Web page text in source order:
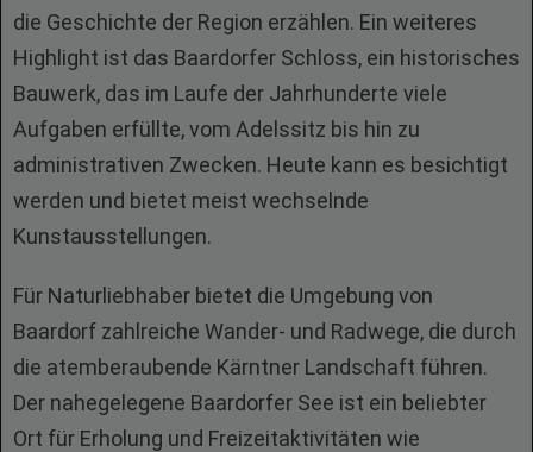
die Geschichte der Region erzählen. Ein weiteres
Highlight ist das Baardorfer Schloss, ein historisches
Bauwerk, das im Laufe der Jahrhunderte viele
Aufgaben erfüllte, vom Adelssitz bis hin zu
administrativen Zwecken. Heute kann es besichtigt
werden und bietet meist wechselnde
Kunstausstellungen.
Für Naturliebhaber bietet die Umgebung von
Baardorf zahlreiche Wander- und Radwege, die durch
die atemberaubende Kärntner Landschaft führen.
Der nahegelegene Baardorfer See ist ein beliebter
Ort für Erholung und Freizeitaktivitäten wie